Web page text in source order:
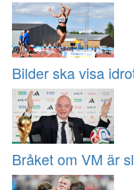
Bilder ska visa
Bråket om VM är